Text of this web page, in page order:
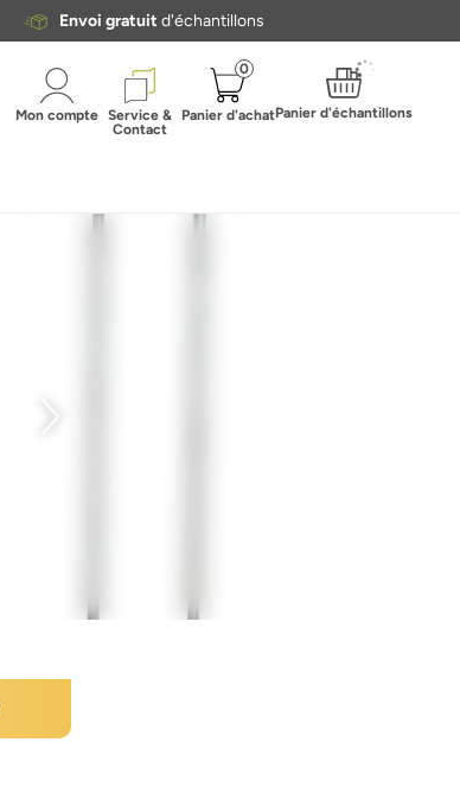
Envoi gratuit d'échantillons
Mon compte Service &
Contact
0
Panier d'achatPanier d'échantillons